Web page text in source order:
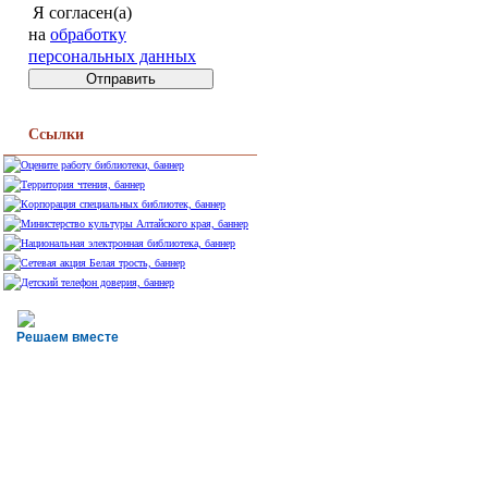
Я согласен(а)
на обработку
персональных данных
Ссылки
Решаем вместе